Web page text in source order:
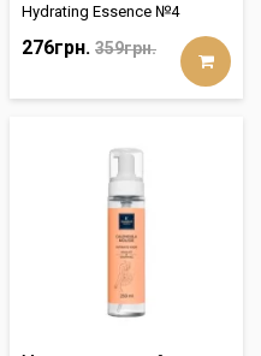
Hydrating Essence №4
276грн. 359грн.